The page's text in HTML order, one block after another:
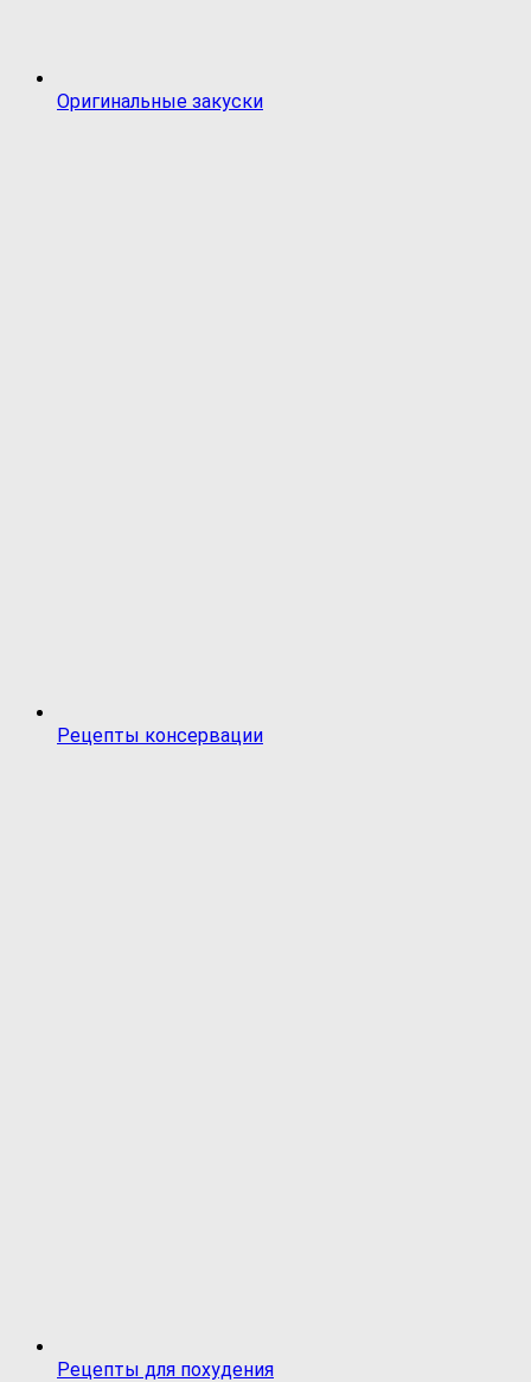
Оригинальные закуски
Рецепты консервации
Рецепты для похудения